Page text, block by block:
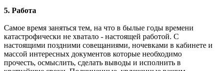
5. Работа
Самое время заняться тем, на что в былые годы времени
катастрофически не хватало - настоящей работой. С
настоящими поздними совещаниями, ночевками в кабинете и
массой интересных документов которые необходимо
прочесть, осмыслить, сделать выводы и исполнить в